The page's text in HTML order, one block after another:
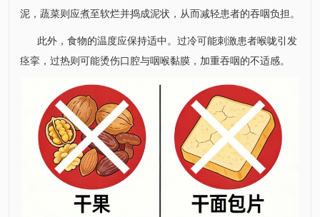
泥，蔬菜则应煮至软烂并捣成泥状，从而减轻患者的吞咽负担。
此外，食物的温度应保持适中。过冷可能刺激患者喉咙引发
痉挛，过热则可能烫伤口腔与咽喉黏膜，加重吞咽的不适感。